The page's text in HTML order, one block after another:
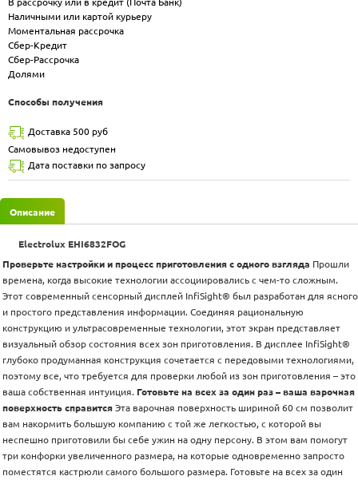
Наличными или картой курьеру
Моментальная рассрочка
Сбер-Кредит
Сбер-Рассрочка
Долями
Способы получения
Доставка 500 руб
Самовывоз недоступен
Дата поставки по запросу
Описание
Electrolux EHI6832FOG
Проверьте настройки и процесс приготовления с одного взгляда Прошли
времена, когда высокие технологии ассоциировались с чем-то сложным.
Этот современный сенсорный дисплей InfiSight® был разработан для ясного
и простого представления информации. Соединяя рациональную
конструкцию и ультрасовременные технологии, этот экран представляет
визуальный обзор состояния всех зон приготовления. В дисплее InfiSight®
глубоко продуманная конструкция сочетается с передовыми технологиями,
поэтому все, что требуется для проверки любой из зон приготовления – это
ваша собственная интуиция. Готовьте на всех за один раз – ваша варочная
поверхность справится Эта варочная поверхность шириной 60 см позволит
вам накормить большую компанию с той же легкостью, с которой вы
неспешно приготовили бы себе ужин на одну персону. В этом вам помогут
три конфорки увеличенного размера, на которые одновременно запросто
поместятся кастрюли самого большого размера. Готовьте на всех за один